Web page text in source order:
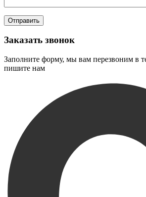
Заказать звонок
Заполните форму, мы вам перезвоним в
пишите нам